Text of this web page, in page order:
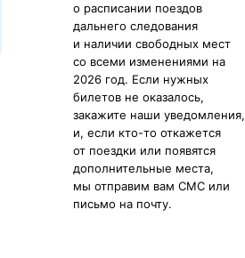
о расписании поездов
дальнего следования
и наличии свободных мест
со всеми изменениями на
2026 год. Если нужных
билетов не оказалось,
закажите наши уведомления,
и, если кто-то откажется
от поездки или появятся
дополнительные места,
мы отправим вам СМС или
письмо на почту.